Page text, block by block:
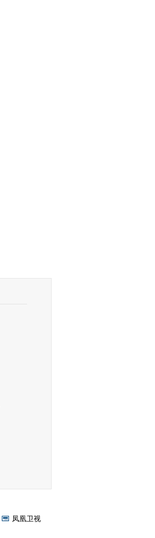
凤凰卫视